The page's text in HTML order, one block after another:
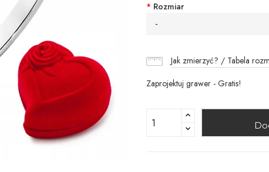
* Rozmiar
-
Jak zmierzyć? / Tabela
Zaprojektuj grawer - Gratis!